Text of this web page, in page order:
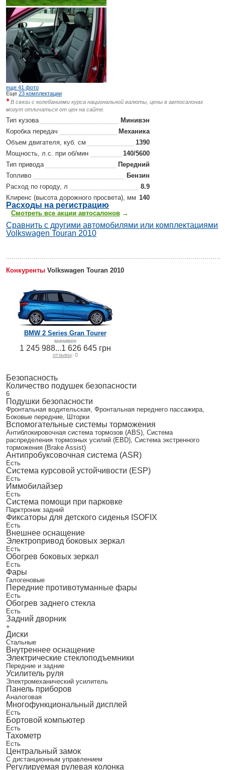
еще 41 фото
Еще 23 комплектации
*В связи с колебаниями курса национальной валюты, цены в автосалонах
могут отличаться от цен на сайте.
Тип кузова
Минивэн
Коробка передач
Механика
Объем двигателя, куб. см
1390
Мощность, л.с. при об/мин
140/5600
Тип привода
Передний
Топливо
Бензин
Расход по городу, л
8.9
Клиренс (высота дорожного просвета), мм 140
Расходы на регистрацию
Смотреть все акции автосалонов →
Сравнить с другими автомобилями или комплектациями
Volkswagen Touran 2010
Конкуренты Volkswagen Touran 2010
BMW 2 Series Gran Tourer
минивен
1 245 988...1 626 645 грн
отзывы: 0
Безопасность
Количество подушек безопасности
6
Подушки безопасности
Фронтальная водительская, Фронтальная переднего пассажира,
Боковые передние, Шторки
Вспомогательные системы торможения
Антиблокировочная система тормозов (ABS), Система
распределения тормозных усилий (EBD), Система экстренного
торможения (Brake Assist)
Антипробуксовочная система (ASR)
Есть
Система курсовой устойчивости (ESP)
Есть
Иммобилайзер
Есть
Система помощи при парковке
Парктроник задний
Фиксаторы для детского сиденья ISOFIX
Есть
Внешнее оснащение
Электропривод боковых зеркал
Есть
Обогрев боковых зеркал
Есть
Фары
Галогеновые
Передние противотуманные фары
Есть
Обогрев заднего стекла
Есть
Задний дворник
+
Диски
Стальные
Внутреннее оснащение
Электрические стеклоподъемники
Передние и задние
Усилитель руля
Электромеханический усилитель
Панель приборов
Аналоговая
Многофункциональный дисплей
Есть
Бортовой компьютер
Есть
Тахометр
Есть
Центральный замок
С дистанционным управлением
Регулируемая рулевая колонка